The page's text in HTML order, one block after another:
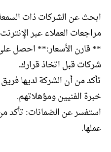
ابحث عن الشركات ذات
مراجعات العملاء عبر
** قارن الأسعار:** احصل
شركات قبل اتخاذ قرارك.
تأكد من أن الشركة لديها
خبرة الفنيين ومؤهلاتهم.
استفسر عن الضمانات: تأكد
عملها.